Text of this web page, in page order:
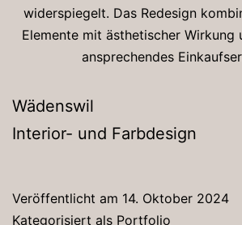
widerspiegelt. Das Redesign
Elemente mit ästhetischer Wirkung
ansprechendes
Wädenswil
Interior- und Farbdesign
Veröffentlicht am 14. Oktober 2024
Kategorisiert als Portfolio